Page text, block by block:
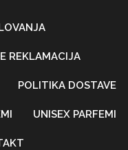
REKLAMACIJA
POLITIKA DOSTAVE
UNISEX PARFEMI